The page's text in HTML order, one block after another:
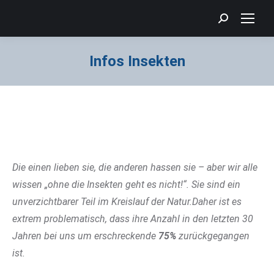
Search:
Infos Insekten
Die einen lieben sie, die anderen hassen sie – aber wir alle
wissen „ohne die Insekten geht es nicht!“. Sie sind ein
unverzichtbarer Teil im Kreislauf der Natur.Daher ist es
extrem problematisch, dass ihre Anzahl in den letzten 30
Jahren bei uns um erschreckende 75% zurückgegangen
ist.